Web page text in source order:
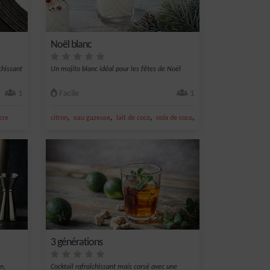
1
Noël blanc
Un mojito blanc idéal pour les fêtes de Noël
Facile 1
citron, eau gazeuse, lait de coco, noix de coco,
3 générations
Cocktail rafraîchissant mais corsé avec une